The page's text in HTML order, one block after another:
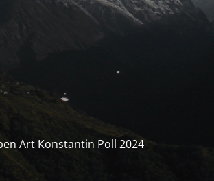
Art Ҟonstantin Poll 2024